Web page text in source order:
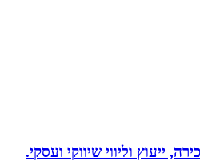
ייעוץ וליווי שיווקי ועסקי.